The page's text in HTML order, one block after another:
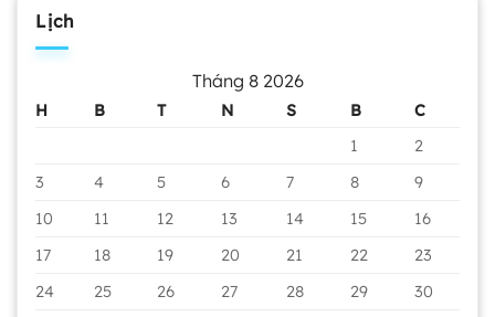
Lịch
Tháng 8 2026
H B T N S B
C
1
2
3
4 5 6 7 8
9
10
11 12 13 14 15
16
17
18 19 20 21 22
23
24
25 26 27 28 29
30